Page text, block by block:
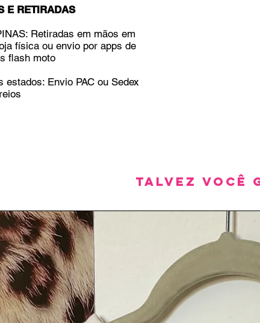
E RETIRADAS
Retiradas em mãos em
física ou envio por apps de
flash moto
estados: Envio PAC ou Sedex
Talvez você